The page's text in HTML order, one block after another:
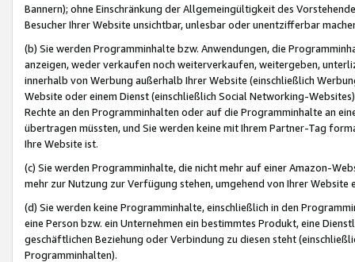
Bannern); ohne Einschränkung der Allgemeingültigkeit des
Besucher Ihrer Website unsichtbar, unlesbar oder unentzifferbar
(b) Sie werden Programminhalte bzw. Anwendungen, die
anzeigen, weder verkaufen noch weiterverkaufen, weitergeben,
innerhalb von Werbung außerhalb Ihrer Website (einschließlich
Website oder einem Dienst (einschließlich Social Networking-
Rechte an den Programminhalten oder auf die Programminhalte an
übertragen müssten, und Sie werden keine mit Ihrem Partner-Tag
Ihre Website ist.
(c) Sie werden Programminhalte, die nicht mehr auf einer Amazon-
mehr zur Nutzung zur Verfügung stehen, umgehend von Ihrer
(d) Sie werden keine Programminhalte, einschließlich in den
eine Person bzw. ein Unternehmen ein bestimmtes Produkt, eine
geschäftlichen Beziehung oder Verbindung zu diesen steht
Programminhalten).